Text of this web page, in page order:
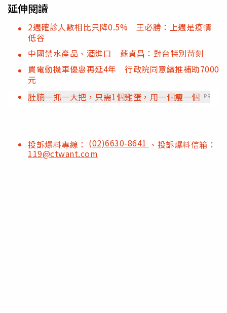
延伸閱讀
2週確診人數相比只降0.5% 王必勝：上週是疫情
低谷
中國禁水產品、酒進口 蘇貞昌：對台特別苛刻
買電動機車優惠再延4年 行政院同意續推補助7000
元
肚腩一抓一大把，只需1個雞蛋，用一個瘦一個 PR
投訴爆料專線： (02)6630-8641 、投訴爆料信箱：
119@ctwant.com